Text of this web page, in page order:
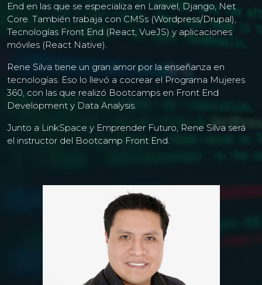
End en las que se especializa en Laravel, Django, Net
Core. También trabaja con CMSs (Wordpress/Drupal),
Tecnologías Front End (React, VueJS) y aplicaciones
móviles (React Native).
Rene Silva tiene un gran amor por la enseñanza en
tecnologías. Eso lo llevó a cocrear el Programa Mujeres
360, con las que realizó Bootcamps en Front End
Development y Data Analysis.
Junto a LinkSpace y Emprender Futuro, Rene Silva será
el instructor del Bootcamp Front End.